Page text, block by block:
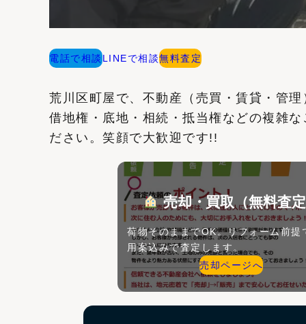
電話で相談LINEで相談無料査定
荒川区町屋で、不動産（売買・賃貸・管
借地権・底地・相続・抵当権などの複雑
ださい。笑顔で大歓迎です!!
売却・買取（無料査
荷物そのままでOK。リフォーム前提
用案込みで査定します。
売却ページへ